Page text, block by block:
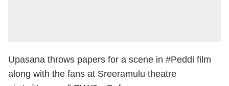
Upasana throws papers for a scene in #Peddi film
along with the fans at Sreeramulu theatre